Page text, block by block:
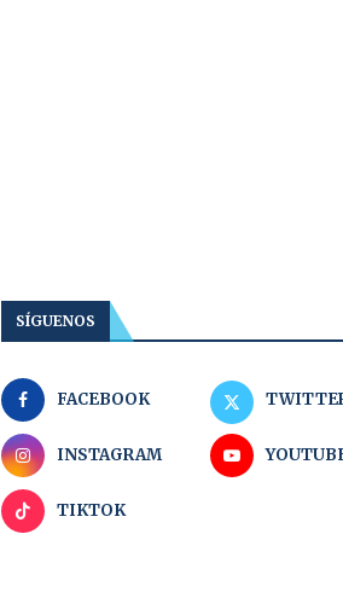
SÍGUENOS
FACEBOOK
INSTAGRAM
TIKTOK